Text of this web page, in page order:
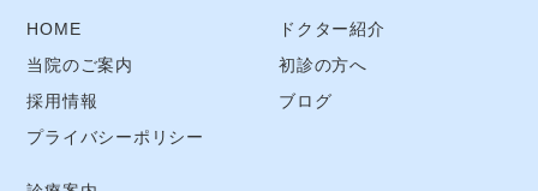
HOME
ドクター紹介
当院のご案内
初診の方へ
採用情報
ブログ
プライバシーポリシー